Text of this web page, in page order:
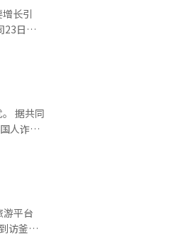
长引
圈的增
面向外
。6月促
问量
业务
演唱会
人诈骗
强奸
平台
访釜山